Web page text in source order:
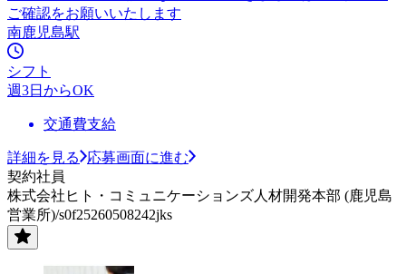
ご確認をお願いいたします
南鹿児島駅
シフト
週3日からOK
交通費支給
詳細を見る
応募画面に進む
契約社員
株式会社ヒト・コミュニケーションズ人材開発本部 (鹿児島
営業所)/s0f25260508242jks